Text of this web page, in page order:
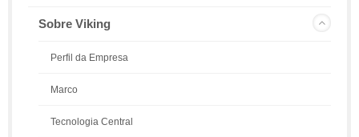
Sobre Viking
Perfil da Empresa
Marco
Tecnologia Central